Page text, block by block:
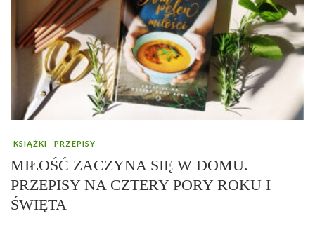
KSIĄŻKI PRZEPISY
MIŁOŚĆ ZACZYNA SIĘ W DOMU.
PRZEPISY NA CZTERY PORY ROKU I
ŚWIĘTA